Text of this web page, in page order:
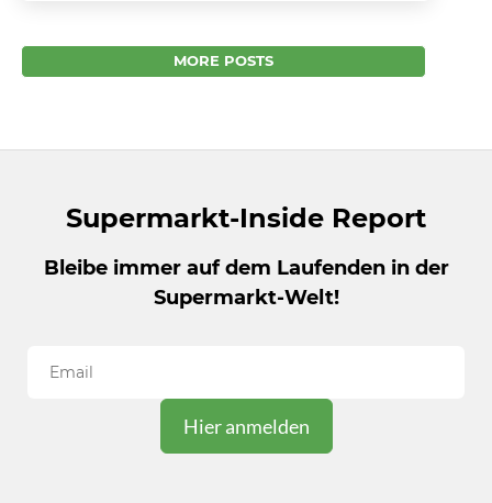
Kunstaustellung in Wiesbaden wollten das
MORE POSTS
Supermarkt-Inside Report
Bleibe immer auf dem Laufenden in der
Supermarkt-Welt!